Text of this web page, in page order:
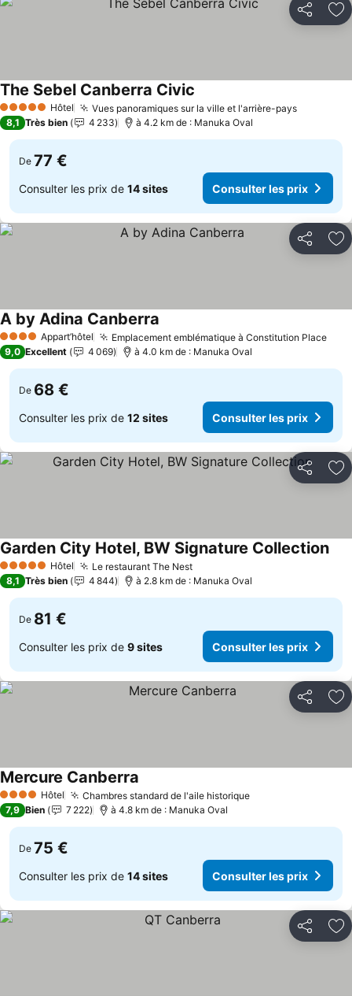
Partager
5 Étoiles Hôtel Vues panoramiques sur la ville et l'arrière-pays
The Sebel Canberra Civic
8,1 Très bien 4 233 à 4.2 km de : Manuka Oval
De 77 €
Consulter les prix de 14 sites Consulter les prix
Partager
4 Étoiles Appart’hôtel Emplacement emblématique à Constitution Place
A by Adina Canberra
9,0 Excellent 4 069 à 4.0 km de : Manuka Oval
De 68 €
Consulter les prix de 12 sites Consulter les prix
Partager
5 Étoiles Hôtel Le restaurant The Nest
Garden City Hotel, BW Signature Collection
8,1 Très bien 4 844 à 2.8 km de : Manuka Oval
De 81 €
Consulter les prix de 9 sites Consulter les prix
Partager
4 Étoiles Hôtel Chambres standard de l'aile historique
Mercure Canberra
7,9 Bien 7 222 à 4.8 km de : Manuka Oval
De 75 €
Consulter les prix de 14 sites Consulter les prix
Partager